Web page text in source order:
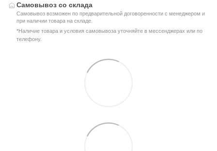
Самовывоз со склада
Самовывоз возможен по предварительной договоренности с менеджером и
при наличии товара на складе.
*Наличие товара и условия самовывоза уточняйте в мессенджерах или по
телефону.